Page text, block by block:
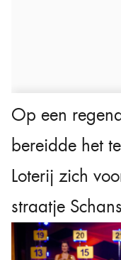
Op een
bereidde het
Loterij zich
straatje